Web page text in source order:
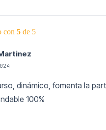
con5 de 5
dinámico, fomenta la
100%